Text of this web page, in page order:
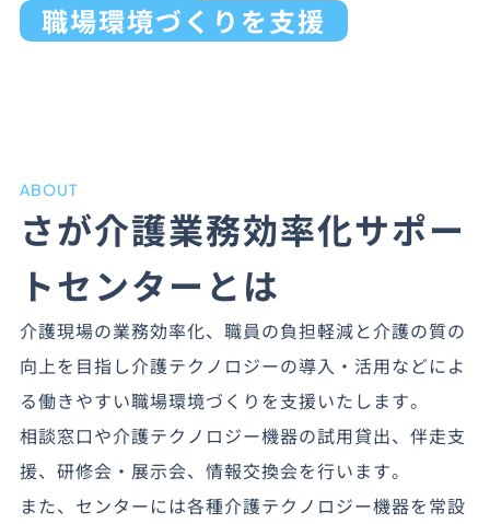
職場環境づくりを支援
ABOUT
さが介護業務効率化サポー
トセンターとは
介護現場の業務効率化、職員の負担軽減と介護の質の
向上を目指し介護テクノロジーの導入・活用などによ
る働きやすい職場環境づくりを支援いたします。
相談窓口や介護テクノロジー機器の試用貸出、伴走支
援、研修会・展示会、情報交換会を行います。
また、センターには各種介護テクノロジー機器を常設